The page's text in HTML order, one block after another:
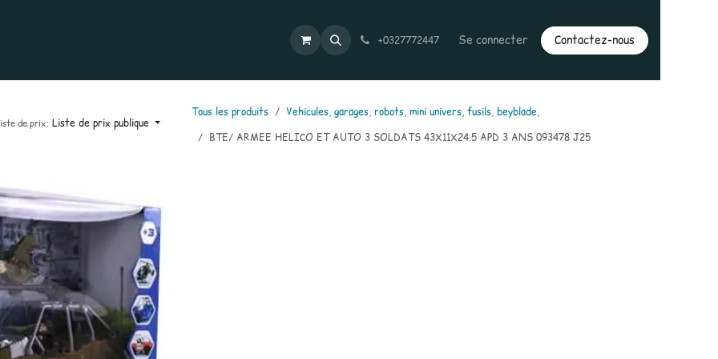
Contactez-nous +0327772447 Se connecter Contactez-nous
de prix: Liste de prix publique
Tous les produits
Vehicules, garages, robots, mini univers, fusils, beyblade,
BTE/ ARMEE HELICO ET AUTO 3 SOLDATS 43X11X24.5 APD 3 ANS 093478 J25